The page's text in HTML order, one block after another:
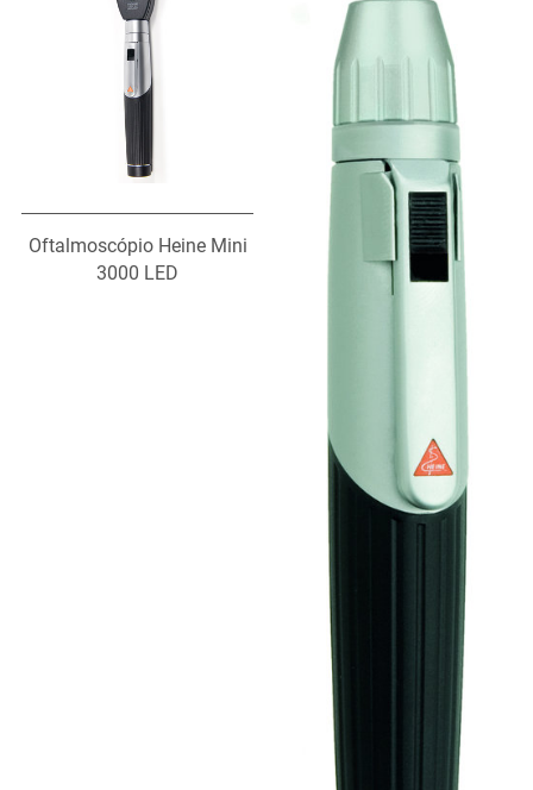
Oftalmoscópio Heine Mini
3000 LED